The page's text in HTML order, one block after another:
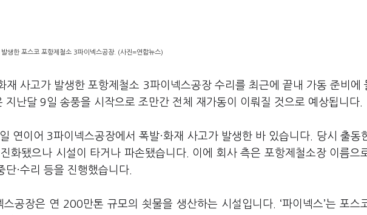
생한 포스코 포항제철소 3파이넥스공장. (사진=연합뉴스)
재 사고가 발생한 포항제철소 3파이넥스공장 수리를 최근에 끝내 가동 준비에
지난달 9일 송풍을 시작으로 조만간 전체 재가동이 이뤄질 것으로 예상됩니다.
연이어 3파이넥스공장에서 폭발·화재 사고가 발생한 바 있습니다. 당시 출동
화됐으나 시설이 타거나 파손됐습니다. 이에 회사 측은 포항제철소장 이름으
·수리 등을 진행했습니다.
공장은 연 200만톤 규모의 쇳물을 생산하는 시설입니다. ‘파이넥스’는 포스